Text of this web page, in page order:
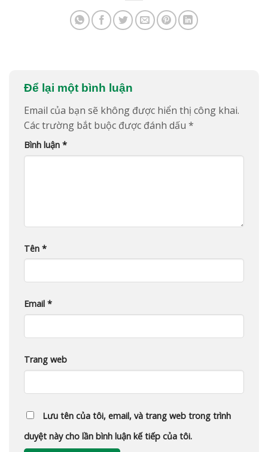
Để lại một bình luận
Email của bạn sẽ không được hiển thị công khai.
Các trường bắt buộc được đánh dấu *
Bình luận *
Tên *
Email *
Trang web
Lưu tên của tôi, email, và trang web trong trình
duyệt này cho lần bình luận kế tiếp của tôi.